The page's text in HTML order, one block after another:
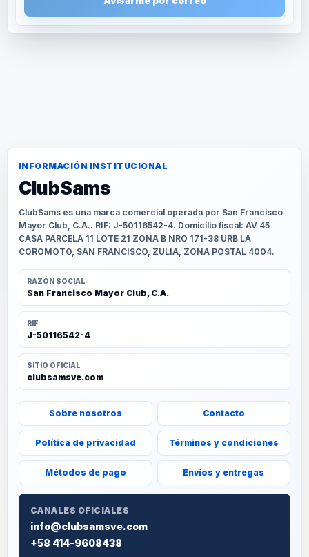
INFORMACIÓN INSTITUCIONAL
ClubSams
ClubSams es una marca comercial operada por San Francisco
Mayor Club, C.A.. RIF: J-50116542-4. Domicilio fiscal: AV 45
CASA PARCELA 11 LOTE 21 ZONA B NRO 171-38 URB LA
COROMOTO, SAN FRANCISCO, ZULIA, ZONA POSTAL 4004.
RAZÓN SOCIAL
San Francisco Mayor Club, C.A.
RIF
J-50116542-4
SITIO OFICIAL
clubsamsve.com
Sobre nosotros Contacto
Política de privacidad Términos y condiciones
Métodos de pago Envíos y entregas
CANALES OFICIALES
info@clubsamsve.com
+58 414-9608438